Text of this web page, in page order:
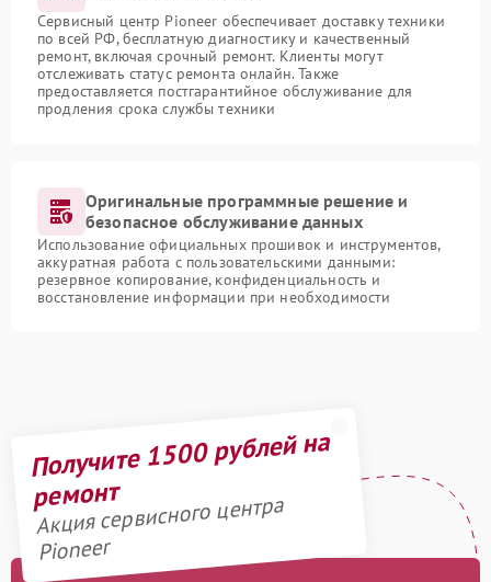
Сервисный центр Pioneer обеспечивает доставку техники
по всей РФ, бесплатную диагностику и качественный
ремонт, включая срочный ремонт. Клиенты могут
отслеживать статус ремонта онлайн. Также
предоставляется постгарантийное обслуживание для
продления срока службы техники
Оригинальные программные решение и
безопасное обслуживание данных
Использование официальных прошивок и инструментов,
аккуратная работа с пользовательскими данными:
резервное копирование, конфиденциальность и
восстановление информации при необходимости
Получите 1500 рублей на
ремонт
Акция сервисного центра
Pioneer